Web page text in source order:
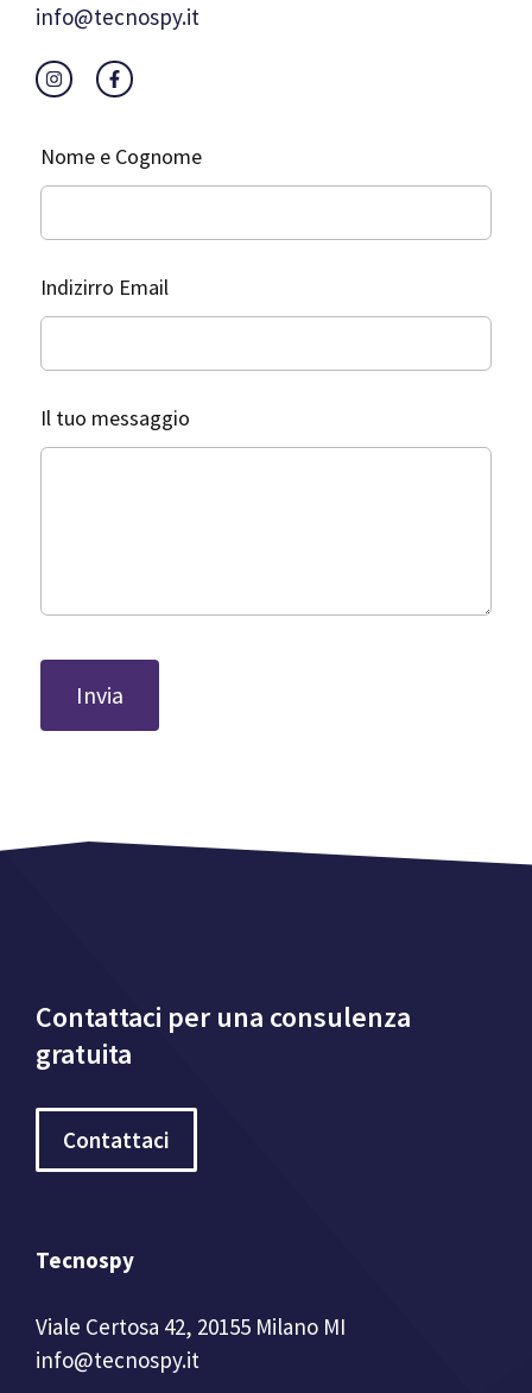
info@tecnospy.it
Leave
this
blank
Nome e Cognome
Indizirro Email
Il tuo messaggio
Invia
Contattaci per una consulenza
gratuita
Contattaci
Tecnospy
Viale Certosa 42, 20155 Milano MI
info@tecnospy.it